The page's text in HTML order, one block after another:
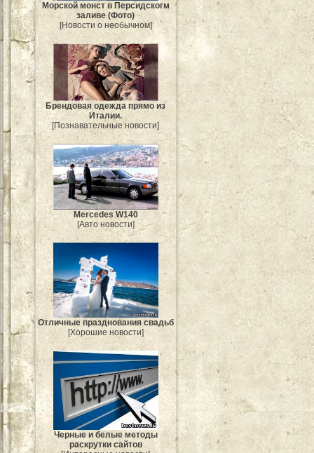
Морской монст в Персидскогм
заливе (Фото)
[Новости о необычном]
Брендовая одежда прямо из
Италии.
[Познавательные новости]
Mercedes W140
[Авто новости]
Отличные празднования свадьб
[Хорошие новости]
Черные и белые методы
раскрутки сайтов